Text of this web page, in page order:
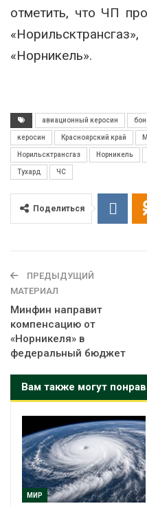
отметить, что ЧП
«Норникель».
авиационный керосин
керосин Красноярский край
Норильсктрансгаз Норникель
Тухард ЧС
Поделиться
ПРЕДЫДУЩИЙ
МАТЕРИАЛ
Минфин направит
компенсацию от
«Норникеля» в
федеральный бюджет
Вам также могут
МИР